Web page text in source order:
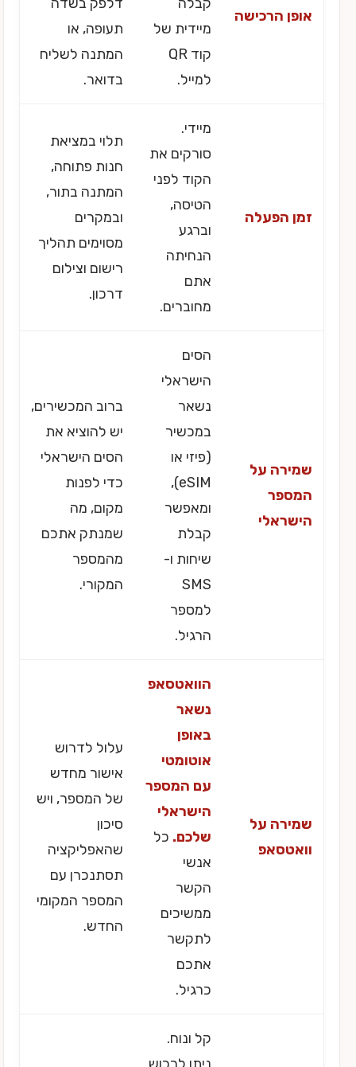
אופן הרכישה
מיידית של
קוד QR
למייל.
תעופה, או
המתנה לשליח
בדואר.
זמן הפעלה
מיידי.
סורקים את
הקוד לפני
הטיסה,
וברגע
הנחיתה
אתם
מחוברים.
תלוי במציאת
חנות פתוחה,
המתנה בתור,
ובמקרים
מסוימים תהליך
רישום וצילום
דרכון.
שמירה על
המספר
הישראלי
הסים
הישראלי
נשאר
במכשיר
(פיזי או
eSIM),
ומאפשר
קבלת
שיחות ו-
SMS
למספר
הרגיל.
ברוב המכשירים,
יש להוציא את
הסים הישראלי
כדי לפנות
מקום, מה
שמנתק אתכם
מהמספר
המקורי.
שמירה על
וואטסאפ
הוואטסאפ
נשאר
באופן
אוטומטי
עם המספר
הישראלי
שלכם. כל
אנשי
הקשר
ממשיכים
לתקשר
אתכם
כרגיל.
עלול לדרוש
אישור מחדש
של המספר, ויש
סיכון
שהאפליקציה
תסתנכרן עם
המספר המקומי
החדש.
קל ונוח.